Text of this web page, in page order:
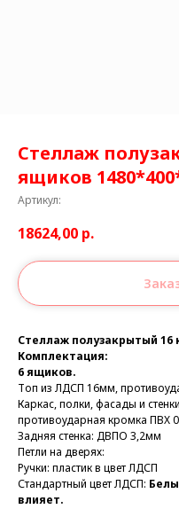
Стеллаж
ящиков
Артикул:
18624,00 р.
Стеллаж полузакрытый 16
Комплектация:
6 ящиков.
Топ из ЛДСП 16мм,
Каркас, полки, фасады и
противоударная кромка ПВХ
Задняя стенка: ДВПО 3,2мм
Петли на дверях:
Ручки: пластик в цвет ЛДСП
Стандартный цвет ЛДСП:
влияет.